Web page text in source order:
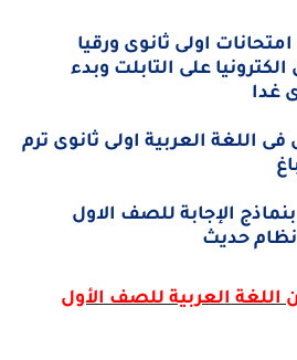
امتحانات اولى ثانوى ورقيا
على التابلت وبدء
غدا
فى اللغة العربية اولى ثانوى ترم
بنماذج الإجابة للصف الاول
العربية للصف الأول